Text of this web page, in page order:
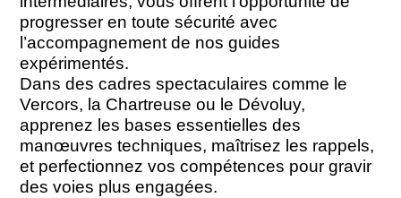
progresser en toute sécurité avec
l’accompagnement de nos guides
expérimentés.
Dans des cadres spectaculaires comme le
Vercors, la Chartreuse ou le Dévoluy,
apprenez les bases essentielles des
manœuvres techniques, maîtrisez les rappels,
et perfectionnez vos compétences pour gravir
des voies plus engagées.